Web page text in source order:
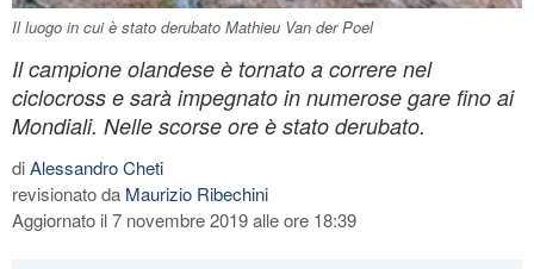
Il luogo in cui è stato derubato Mathieu Van der Poel
Il campione olandese è tornato a correre nel
ciclocross e sarà impegnato in numerose gare fino ai
Mondiali. Nelle scorse ore è stato derubato.
diAlessandro Cheti
revisionato da Maurizio Ribechini
Aggiornato il 7 novembre 2019 alle ore 18:39